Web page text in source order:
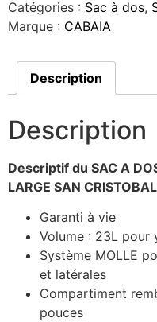
Catégories : Sac à dos,
Marque : CABAIA
Description
Description
Descriptif du SAC A
LARGE SAN CRISTOBAL
Garanti à vie
Volume : 23L pour
Système MOLLE
et latérales
Compartiment
pouces